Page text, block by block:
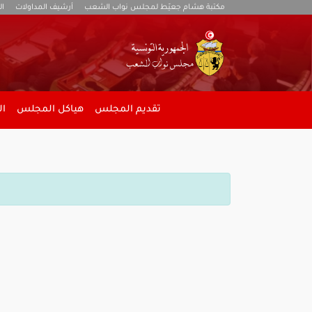
مكتبة هشام جعيّط لمجلس نواب الشعب أرشيف المداولات
تقديم المجلس هياكل المجلس